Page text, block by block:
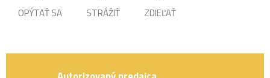
OPÝTAŤ SA STRÁŽIŤ ZDIEĽAŤ